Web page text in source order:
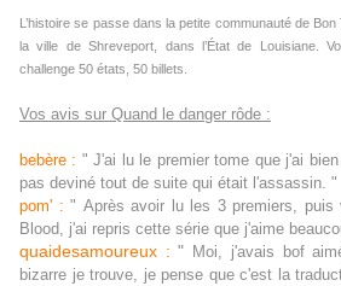
L’histoire se passe dans la petite communauté de
la ville de Shreveport, dans l’État de Louisiane.
challenge 50 états, 50 billets.
Vos avis sur Quand le danger rôde :
bebère : " J'ai lu le premier tome que j'ai
pas deviné tout de suite qui était l'assassin. "
pom' : " Après avoir lu les 3 premiers,
Blood, j'ai repris cette série que j'aime
quaidesamoureux : " Moi, j'avais bof
bizarre je trouve, je pense que c'est la